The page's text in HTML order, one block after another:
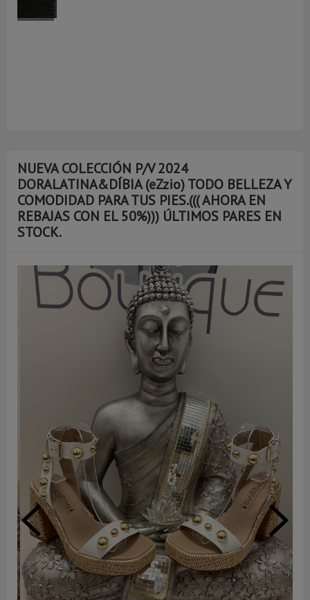
NUEVA COLECCIÓN P/V 2024
DORALATINA&DÍBIA (eZzio) TODO BELLEZA Y
COMODIDAD PARA TUS PIES.((( AHORA EN
REBAJAS CON EL 50%))) ÚLTIMOS PARES EN
STOCK.